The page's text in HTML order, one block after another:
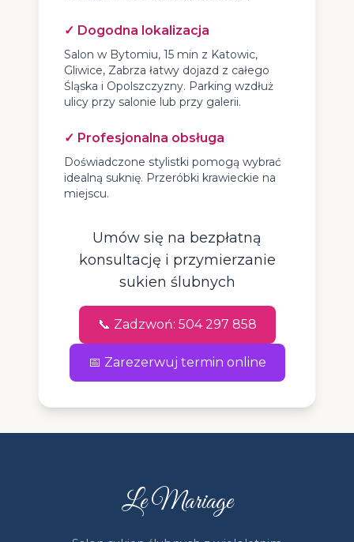
✓ Dogodna lokalizacja
Salon w Bytomiu, 15 min z Katowic,
Gliwice, Zabrza łatwy dojazd z całego
Śląska i Opolszczyzny. Parking wzdłuż
ulicy przy salonie lub przy galerii.
✓ Profesjonalna obsługa
Doświadczone stylistki pomogą wybrać
idealną suknię. Przeróbki krawieckie na
miejscu.
Umów się na bezpłatną
konsultację i przymierzanie
sukien ślubnych
📞 Zadzwoń: 504 297 858
📅 Zarezerwuj termin online
Le Mariage